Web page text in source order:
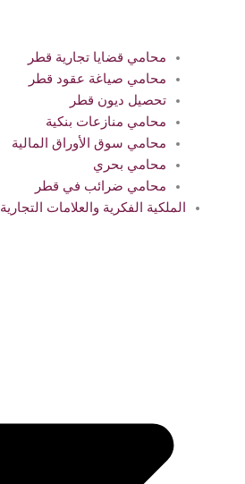
محامي قضايا تجارية قطر
محامي صياغة عقود قطر
تحصيل ديون قطر
محامي منازعات بنكية
محامي سوق الأوراق المالية
محامي بحري
محامي ضرائب في قطر
الملكية الفكرية والعلامات التجارية